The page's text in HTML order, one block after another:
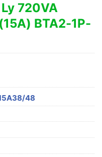
720VA
BTA2-1P-
48